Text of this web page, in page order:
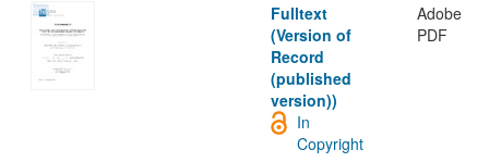
Fulltext
(Version of
Record
(published
version))
Adobe
PDF
In
Copyright